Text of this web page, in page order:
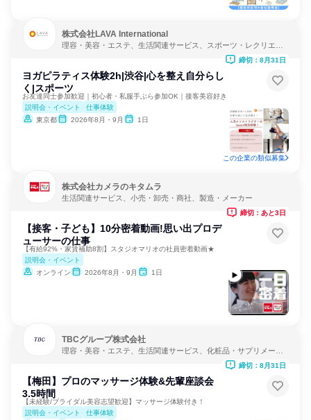
株式会社LAVA International
理容・美容・エステ、生活関連サービス、スポーツ・レクリエー
ヨガピラティス体験2h|渋谷|心を整え自分らし
く|スポーツ
お友達同士参加歓迎｜初心者・私服手ぶら参加OK｜接客美容好き
説明会・イベント
仕事体験
東京都
2026年8月・9月 1日
締切：8月31日
この企業の類似募集
株式会社カメラのキタムラ
生活関連サービス、小売・卸売・商社、製造・メーカー
【接客・子ども】10分密着動画!思い出プロデ
ューサーの仕事
【有給92%・家賃補助8割】スタジオマリオの社員密着動画★
説明会・イベント
オンライン
2026年8月・9月 1日
締切：あと3日
TBCグループ株式会社
理容・美容・エステ、生活関連サービス、化粧品・サプリメーカ
【梅田】プロのマッサージ体験&先輩座談会
3.5時間
【未経験/ブライダル美容志望歓迎】マッサージ体験付き！
説明会・イベント
仕事体験
締切：8月31日